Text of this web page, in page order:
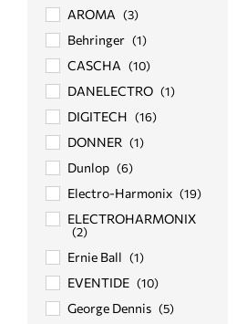
AROMA (3)
Behringer (1)
CASCHA (10)
DANELECTRO (1)
DIGITECH (16)
DONNER (1)
Dunlop (6)
Electro-Harmonix (19)
ELECTROHARMONIX
(2)
Ernie Ball (1)
EVENTIDE (10)
George Dennis (5)